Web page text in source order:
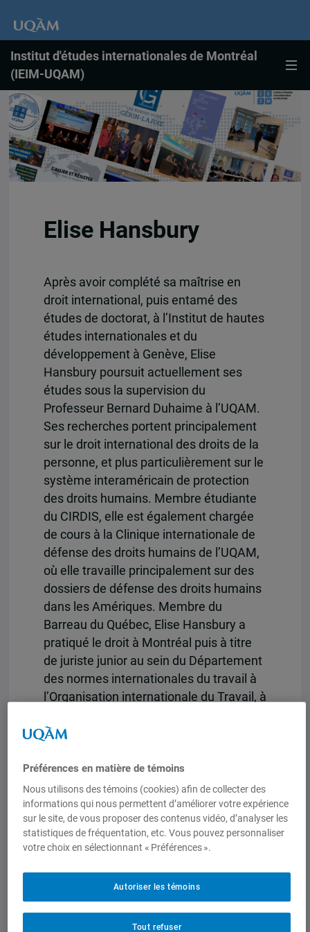
Institut d'études internationales de Montréal
(IEIM-UQAM)
Elise Hansbury
Après avoir complété sa maîtrise en
droit international, puis entamé des
études de doctorat, à l’Institut de hautes
études internationales et du
développement à Genève, Elise
Hansbury poursuit actuellement ses
études sous la supervision du
Professeur Bernard Duhaime à l’UQAM.
Ses recherches portent principalement
sur le droit international des droits de la
personne, et plus particulièrement sur le
système interaméricain de protection
des droits humains. Membre étudiante
du CIRDIS, elle est également chargée
de cours à la Clinique internationale de
défense des droits humains de l’UQAM,
où elle travaille principalement sur des
dossiers de défense des droits humains
dans les Amériques. Membre du
Barreau du Québec, Elise Hansbury a
pratiqué le droit à Montréal puis à titre
de juriste junior au sein du Département
des normes internationales du travail à
l’Organisation internationale du Travail, à
d’assistante d’enseignement au sein du
l’Institut de hautes études
internationales et du développement.
Publications
Duhaime, Bernard et Elise Hansbury, «
Chronique de jurisprudence
cours de publication)
Préférences en matière de témoins
Nous utilisons des témoins (cookies) afin de collecter des
informations qui nous permettent d’améliorer votre expérience
sur le site, de vous proposer des contenus vidéo, d’analyser les
statistiques de fréquentation, etc. Vous pouvez personnaliser
votre choix en sélectionnant « Préférences ».
Tout refuser
Autoriser les témoins